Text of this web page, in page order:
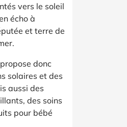
vers le soleil
écho à
et terre de
donc
solaires et des
aussi des
des soins
pour bébé